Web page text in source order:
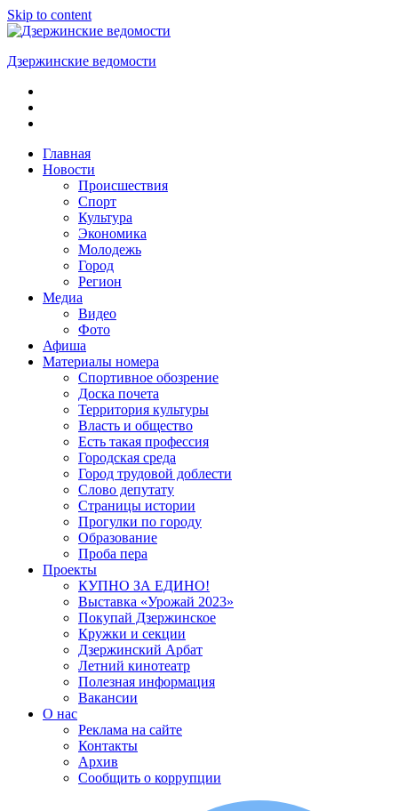
Skip to content
Дзержинские ведомости
ОБЩЕСТВЕННО-
ПОЛИТИЧЕСКАЯ
ГАЗЕТАГлавная
Новости
Происшествия
Спорт
Культура
Экономика
Молодежь
Город
Регион
Медиа
Видео
Фото
Афиша
Материалы номера
Спортивное обозрение
Доска почета
Территория культуры
Власть и общество
Есть такая профессия
Городская среда
Город трудовой доблести
Слово депутату
Страницы истории
Прогулки по городу
Образование
Проба пера
Проекты
КУПНО ЗА ЕДИНО!
Выставка «Урожай 2023»
Покупай Дзержинское
Кружки и секции
Дзержинский Арбат
Летний кинотеатр
Полезная информация
Вакансии
О нас
Реклама на сайте
Контакты
Архив
Сообщить о коррупции